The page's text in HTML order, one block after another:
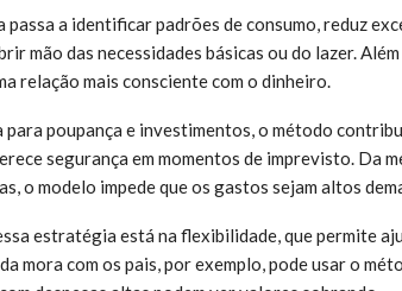
a identificar padrões de consumo, reduz
mão das necessidades básicas ou do lazer.
relação mais consciente com o dinheiro.
para poupança e investimentos, o método
segurança em momentos de imprevisto. Da
o modelo impede que os gastos sejam altos
estratégia está na flexibilidade, que permite
mora com os pais, por exemplo, pode usar o